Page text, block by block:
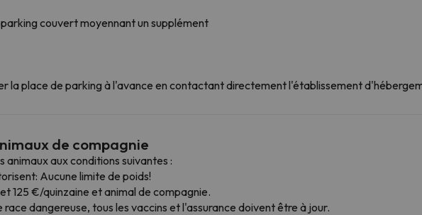
couvert moyennant un supplément
la place de parking à l'avance en contactant directement l'établissement
de compagnie
aux conditions suivantes :
Aucune limite de poids!
125 €/quinzaine et animal de compagnie.
race dangereuse, tous les vaccins et l'assurance doivent être à jour.